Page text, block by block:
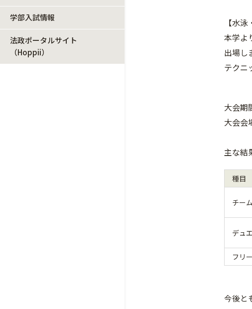
学部入試情報
法政ポータルサイト
（Hoppii）
【水
本学よ
出場し
テクニ
大会
大会
主な結
種目
チー
デュ
フリ
今後と